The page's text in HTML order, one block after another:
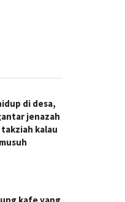
di desa,
jenazah
kalau